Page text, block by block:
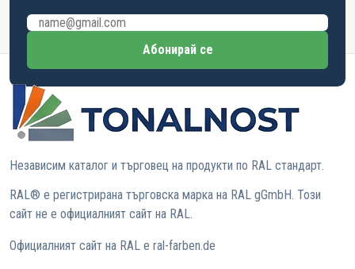
Имейл адрес
Абонирай се
Независим каталог и търговец на продукти по RAL стандарт.
RAL® е регистрирана търговска марка на RAL gGmbH. Този
сайт не е официалният сайт на RAL.
Официалният сайт на RAL е ral-farben.de